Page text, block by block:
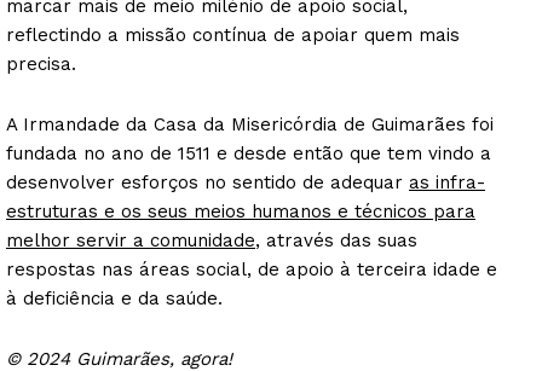
marcar mais de meio milénio de apoio social,
reflectindo a missão contínua de apoiar quem mais
precisa.
A Irmandade da Casa da Misericórdia de Guimarães foi
fundada no ano de 1511 e desde então que tem vindo a
desenvolver esforços no sentido de adequar as infra-
estruturas e os seus meios humanos e técnicos para
melhor servir a comunidade, através das suas
respostas nas áreas social, de apoio à terceira idade e
à deficiência e da saúde.
© 2024 Guimarães, agora!